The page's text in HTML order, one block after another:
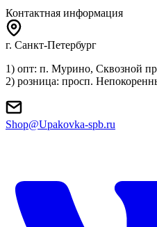
Контактная информация
г. Санкт-Петербург
1) опт: п. Мурино, Сквозной
2) розница: просп.
Shop@Upakovka-spb.ru